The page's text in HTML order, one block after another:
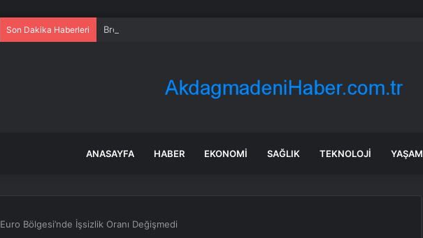
Son Dakika Haberleri Brezilya’da Flavio Bolsonaro, Alfredo Gaspar’ı yardımcısı seçti
ANASAYFA HABER EKONOMI SAĞLIK TEKNOLOJI YAŞAM
Euro Bölgesi’nde İşsizlik Oranı Değişmedi